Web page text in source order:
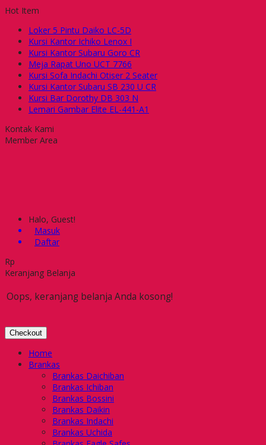
Hot Item
Loker 5 Pintu Daiko LC-5D
Kursi Kantor Ichiko Lenox I
Kursi Kantor Subaru Goro CR
Meja Rapat Uno UCT 7766
Kursi Sofa Indachi Otiser 2 Seater
Kursi Kantor Subaru SB 230 U CR
Kursi Bar Dorothy DB 303 N
Lemari Gambar Elite EL-441-A1
Kontak Kami
Member Area
Halo, Guest!
Masuk
Daftar
Rp
Keranjang Belanja
Oops, keranjang belanja Anda kosong!
Checkout
Home
Brankas
Brankas Daichiban
Brankas Ichiban
Brankas Bossini
Brankas Daikin
Brankas Indachi
Brankas Uchida